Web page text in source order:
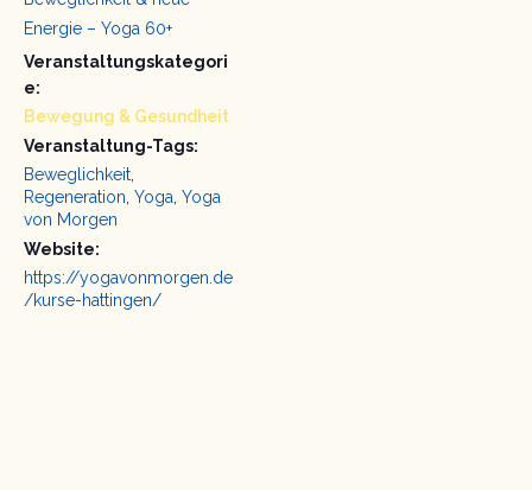
Energie – Yoga 60+
Veranstaltungskategori
e:
Bewegung & Gesundheit
Veranstaltung-Tags:
Beweglichkeit,
Regeneration, Yoga, Yoga
von Morgen
Website:
https://yogavonmorgen.de
/kurse-hattingen/